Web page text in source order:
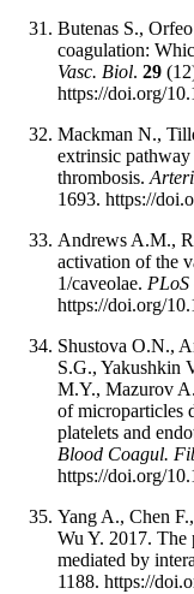
Butenas S.,
coagulation:
Vasc. Biol. 29
https://doi.org/
Mackman N.,
extrinsic
thrombosis.
1693. https://
Andrews A.M.,
activation of the
1/caveolae. PLoS
https://doi.org/
Shustova O.N.,
S.G., Yakushkin
M.Y., Mazurov
of microparticles
platelets and
Blood Coagul.
https://doi.org/
Yang A., Chen
Wu Y. 2017. The
mediated by
1188. https://